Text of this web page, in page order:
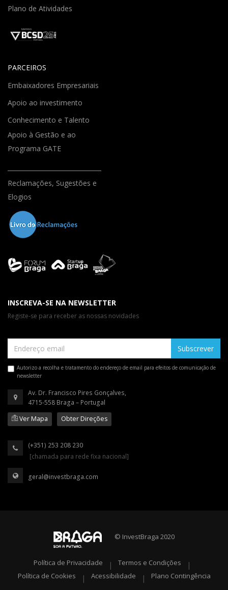
Plano de Atividades
PARCEIROS
Embaixadores Empresariais
Apoio ao investimento
Conhecimento e Talento
Apoio à Gestão e ao
Programa GATE
Reclamações, Sugestões e
Elogios
INSCREVA-SE NA NEWSLETTER
Registe-se para receber as nossas novidades
Subscrever
Autorizo a recolha e tratamento do endereço de email para efeitos de comunicação de
newsletter
Av. Dr. Francisco Pires Gonçalves,
4715-558 Braga – Portugal
Ver Mapa
Obter Direções
(+351) 253 208 230
[chamada para rede fixa nacional]
geral@investbraga.com
© InvestBraga 2020
Política de Privacidade | Termos e Condições |
Política de Cookies | Acessibilidade | Plano Contingência